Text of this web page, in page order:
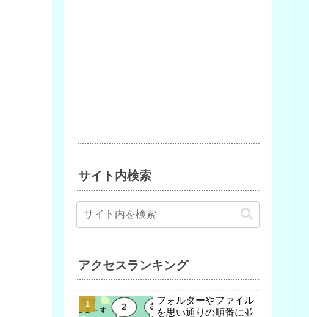
サイト内検索
アクセスランキング
フォルダーやファイル
を思い通りの順番に並